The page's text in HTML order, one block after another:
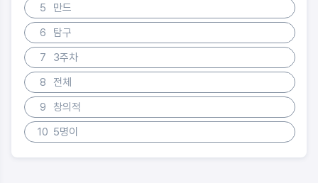
5
만드
6
탐구
7
3주차
8
전체
9
창의적
10 5명이